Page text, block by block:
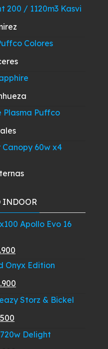
200 / 1120m3 Kasvi
Colores
Plasma Puffco
60w x4
INDOOR
Apollo Evo 16
precio
es:
$789.900.
Onyx Edition
precio
actual
$549.900.
Storz & Bickel
precio
actual
Delight